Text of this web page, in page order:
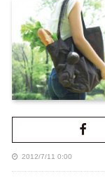
2012/7/11 0:00